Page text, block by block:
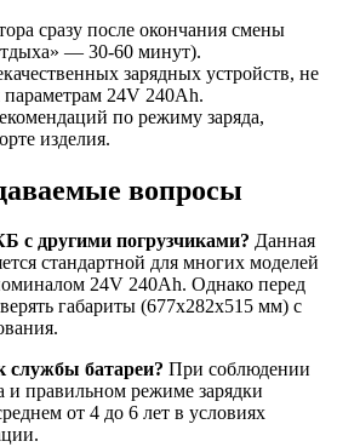
сразу после окончания смены
— 30-60 минут).
зарядных устройств, не
24V 240Ah.
по режиму заряда,
изделия.
вопросы
с другими погрузчиками? Данная
стандартной для многих моделей
24V 240Ah. Однако перед
габариты (677x282x515 мм) с
службы батареи? При соблюдении
и правильном режиме зарядки
от 4 до 6 лет в условиях